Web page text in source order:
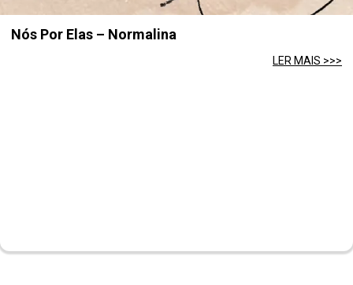
Nós Por Elas – Normalina
LER MAIS >>>